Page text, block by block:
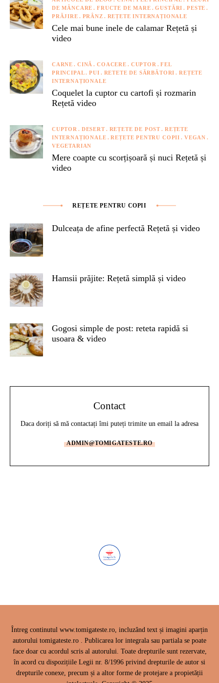
DE MÂNCARE
FRUCTE DE MARE GUSTĂRI
PESTE
PRĂJIRE
PRÂNZ REȚETE INTERNAȚIONALE
Cele mai bune inele de calamar Rețetă și
video
CARNE CINĂ COACERE CUPTOR
FEL
PRINCIPAL
PUI RETETE DE SĂRBĂTORI
REȚETE
INTERNAȚIONALE
Coquelet la cuptor cu cartofi și rozmarin
Rețetă video
CUPTOR DESERT REȚETE DE POST
REȚETE
INTERNAȚIONALE
REȚETE PENTRU COPII
VEGAN
VEGETARIAN
Mere coapte cu scorțișoară și nuci Rețetă și
video
REȚETE PENTRU COPII
Dulceața de afine perfectă Rețetă și video
Hamsii prăjite: Rețetă simplă și video
Gogosi simple de post: reteta rapidă si
usoara & video
Contact
Daca doriți să mă contactați îmi puteți trimite un email la adresa
ADMIN@TOMIGATESTE.RO
Întreg continutul www.tomigateste.ro, incluzând text și imagini aparțin
autorului tomigateste.ro . Publicarea lor integrala sau partiala se poate
face doar cu acordul scris al autorului. Toate drepturile sunt rezervate,
în acord cu dispozițiile Legii nr. 8/1996 privind drepturile de autor si
drepturile conexe, precum și a altor forme de protejare a propietății